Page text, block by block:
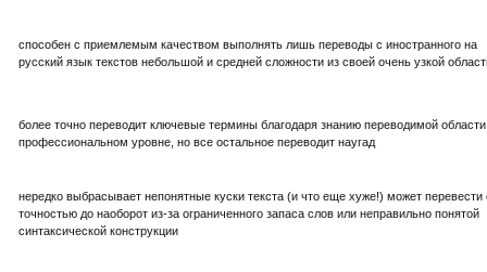
способен с приемлемым качеством выполнять лишь переводы с иностранного на
русский язык текстов небольшой и средней сложности из своей очень узкой
более точно переводит ключевые термины благодаря знанию переводимой
профессиональном уровне, но все остальное переводит наугад
нередко выбрасывает непонятные куски текста (и что еще хуже!) может перевести
точностью до наоборот из-за ограниченного запаса слов или неправильно понятой
синтаксической конструкции